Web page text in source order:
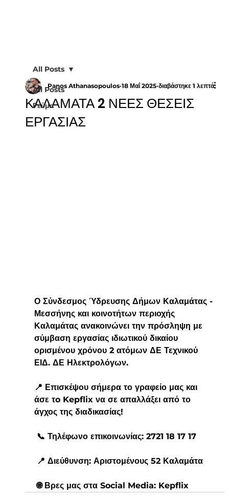
All Posts
Ρεύμα
All Posts
ΚΑΛΑΜΑΤΑ 2 ΝΕΕΣ ΘΕΣΕΙΣ
ΕΡΓΑΣΙΑΣ
Panos Athanasopoulos 18 Μαΐ 2025 διαβάστηκε 1 λεπτά
Ο Σύνδεσμος Ύδρευσης Δήμων Καλαμάτας -
Μεσσήνης και κοινοτήτων περιοχής
Καλαμάτας ανακοινώνει την πρόσληψη με
σύμβαση εργασίας ιδιωτικού δικαίου
ορισμένου χρόνου 2 ατόμων ΔΕ Τεχνικού
ΕΙΔ. ΔΕ Ηλεκτρολόγων.
📍 Επισκέψου σήμερα το γραφείο μας και
άσε τo Kepflix να σε απαλλάξει από το
άγχος της διαδικασίας!
📞 Τηλέφωνο επικοινωνίας: 2721 18 17 17
📍 Διεύθυνση: Αριστομένους 52 Καλαμάτα
🌐 Βρες μας στα Social Media: Kepflix